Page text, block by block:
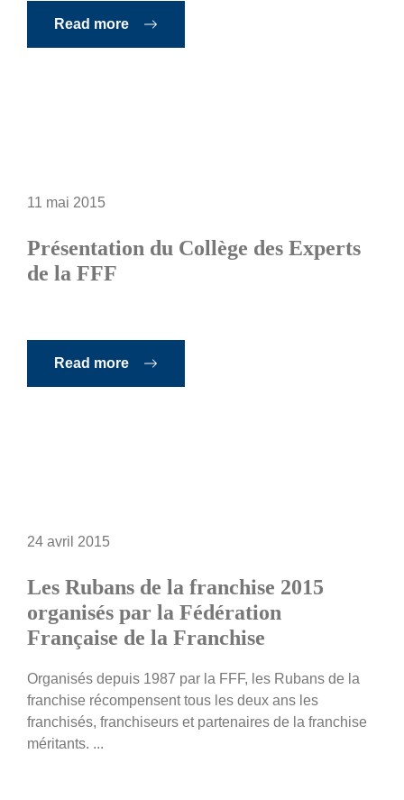
Read more
11 mai 2015
Présentation du Collège des Experts
de la FFF
Read more
24 avril 2015
Les Rubans de la franchise 2015
organisés par la Fédération
Française de la Franchise
Organisés depuis 1987 par la FFF, les Rubans de la
franchise récompensent tous les deux ans les
franchisés, franchiseurs et partenaires de la franchise
méritants. ...